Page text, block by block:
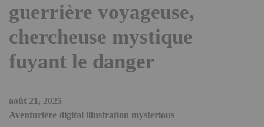
guerrière voyageuse,
chercheuse mystique
fuyant le danger
août 21, 2025
Aventurière digital illustration mysterious